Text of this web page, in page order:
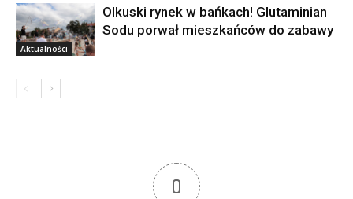
Aktualności
Olkuski rynek w bańkach! Glutaminian
Sodu porwał mieszkańców do zabawy
0